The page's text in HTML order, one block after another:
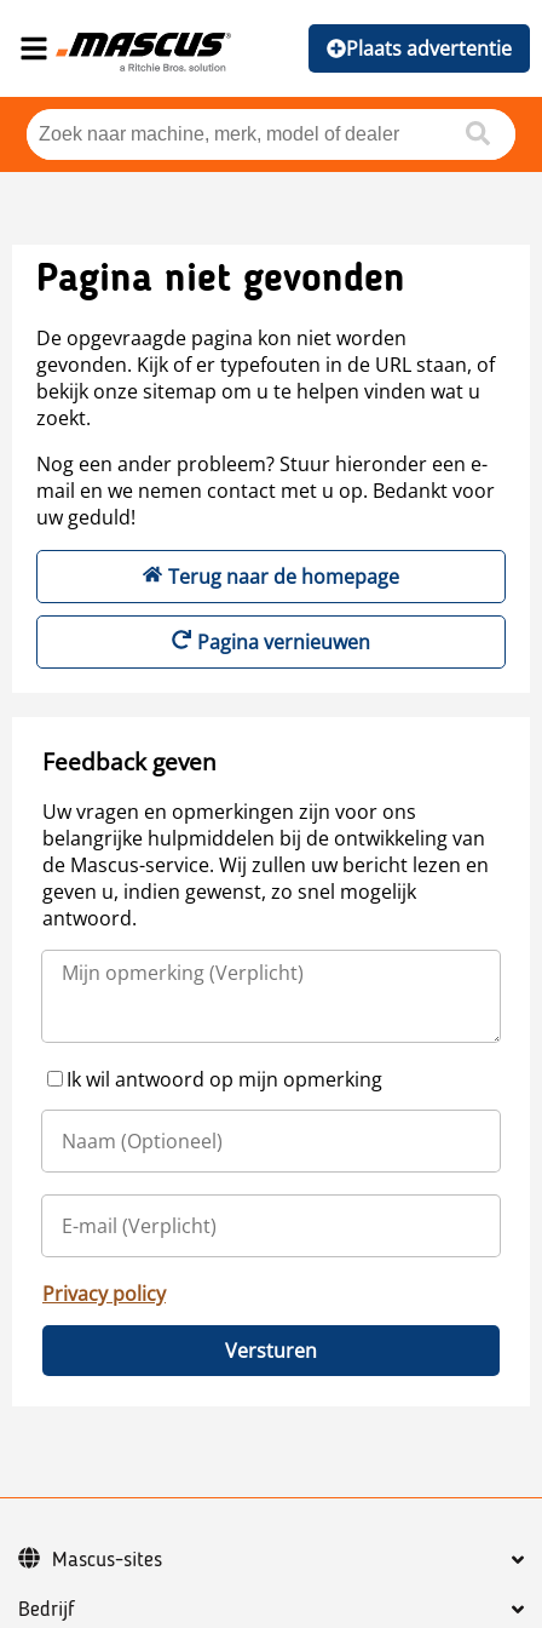
Plaats advertentie
Pagina niet gevonden
De opgevraagde pagina kon niet worden
gevonden. Kijk of er typefouten in de URL staan, of
bekijk onze sitemap om u te helpen vinden wat u
zoekt.
Nog een ander probleem? Stuur hieronder een e-
mail en we nemen contact met u op. Bedankt voor
uw geduld!
Terug naar de homepage
Pagina vernieuwen
Feedback geven
Uw vragen en opmerkingen zijn voor ons
belangrijke hulpmiddelen bij de ontwikkeling van
de Mascus-service. Wij zullen uw bericht lezen en
geven u, indien gewenst, zo snel mogelijk
antwoord.
Ik wil antwoord op mijn opmerking
Privacy policy
Versturen
Bedrijf
Mascus-sites